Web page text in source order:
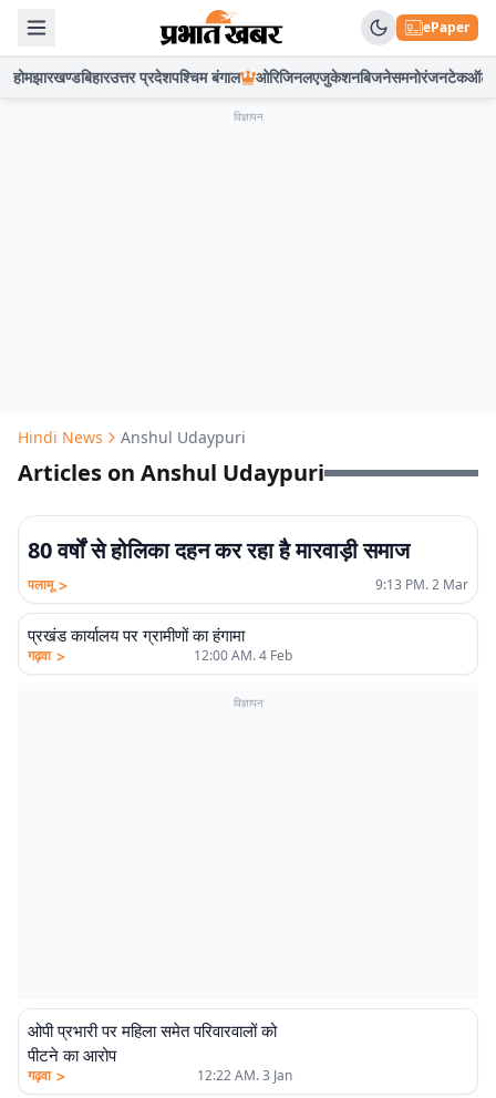
ePaper
होमझारखण्डबिहारउत्तर प्रदेशपश्चिम बंगाल ओरिजिनलएजुकेशनबिजनेसमनोरंजनटेकऑटो
विज्ञापन
Hindi News Anshul Udaypuri
Articles on Anshul Udaypuri
80 वर्षों से होलिका दहन कर रहा है मारवाड़ी समाज
पलामू > 9:13 PM. 2 Mar
प्रखंड कार्यालय पर ग्रामीणों का हंगामा
गढ़वा > 12:00 AM. 4 Feb
विज्ञापन
ओपी प्रभारी पर महिला समेत परिवारवालों को
पीटने का आरोप
गढ़वा > 12:22 AM. 3 Jan